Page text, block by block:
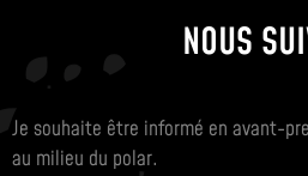
NOUS
Je souhaite être informé en avant-
au milieu du polar.